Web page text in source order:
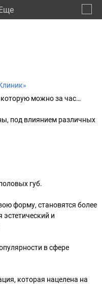
можно за час…
под влиянием различных
губ.
форму, становятся более
и
в сфере
которая нацелена на